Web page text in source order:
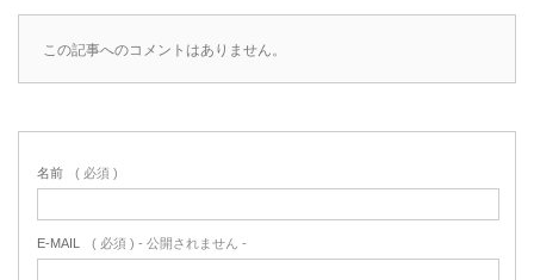
この記事へのコメントはありません。
名前 ( 必須 )
E-MAIL ( 必須 ) - 公開されません -